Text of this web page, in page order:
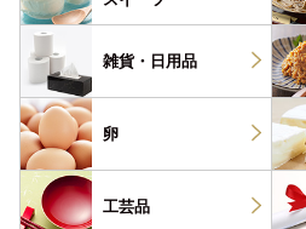
雑貨・ 日用品
卵
工芸品